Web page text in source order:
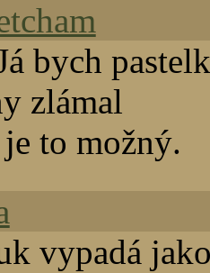
bych
zlámal
to možný.
vypadá